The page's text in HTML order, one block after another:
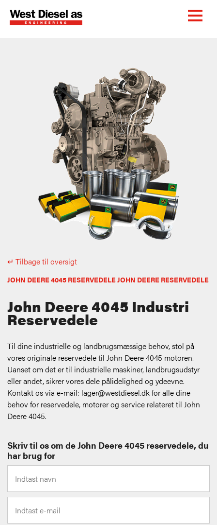
↵ Tilbage til oversigt
JOHN DEERE 4045 RESERVEDELE JOHN DEERE RESERVEDELE
John Deere 4045 Industri
Reservedele
Til dine industrielle og landbrugsmæssige behov, stol på
vores originale reservedele til John Deere 4045 motoren.
Uanset om det er til industrielle maskiner, landbrugsudstyr
eller andet, sikrer vores dele pålidelighed og ydeevne.
Kontakt os via e-mail: lager@westdiesel.dkfor alle dine
behov for reservedele, motorer og service relateret til John
Deere 4045.
Skriv til os om de John Deere 4045 reservedele, du
har brug for